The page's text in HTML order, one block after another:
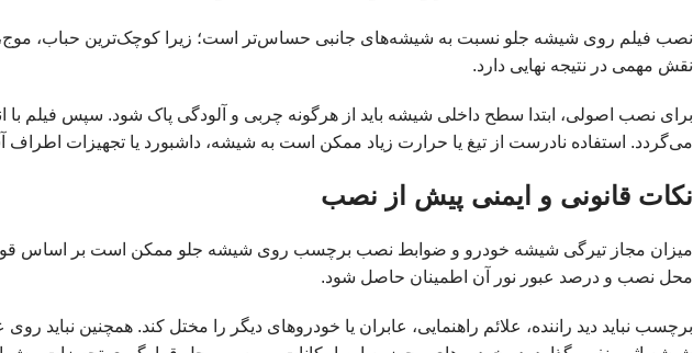
نصب فیلم روی شیشه جلو نسبت به شیشه‌های جانبی حساس‌تر است؛ زیرا کوچک‌ترین حباب، موج،
نقش مهمی در نتیجه نهایی دارد.
برای نصب اصولی، ابتدا سطح داخلی شیشه باید از هرگونه چربی و آلودگی پاک شود. سپس فیلم
می‌گردد. استفاده نادرست از تیغ یا حرارت زیاد ممکن است به شیشه، داشبورد یا تجهیزات
نکات قانونی و ایمنی پیش از نصب
میزان مجاز تیرگی شیشه خودرو و ضوابط نصب برچسب روی شیشه جلو ممکن است بر اساس قوانین
محل نصب و درصد عبور نور آن اطمینان حاصل شود.